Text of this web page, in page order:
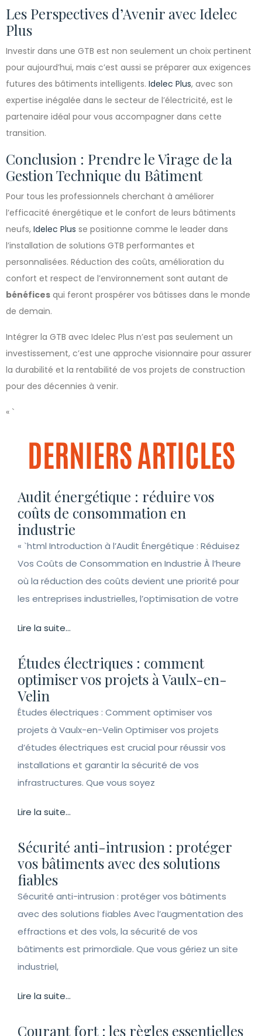
Les Perspectives d’Avenir avec Idelec
Plus
Investir dans une GTB est non seulement un choix pertinent
pour aujourd’hui, mais c’est aussi se préparer aux exigences
futures des bâtiments intelligents. Idelec Plus, avec son
expertise inégalée dans le secteur de l’électricité, est le
partenaire idéal pour vous accompagner dans cette
transition.
Conclusion : Prendre le Virage de la
Gestion Technique du Bâtiment
Pour tous les professionnels cherchant à améliorer
l’efficacité énergétique et le confort de leurs bâtiments
neufs, Idelec Plus se positionne comme le leader dans
l’installation de solutions GTB performantes et
personnalisées. Réduction des coûts, amélioration du
confort et respect de l’environnement sont autant de
bénéfices qui feront prospérer vos bâtisses dans le monde
de demain.
Intégrer la GTB avec Idelec Plus n’est pas seulement un
investissement, c’est une approche visionnaire pour assurer
la durabilité et la rentabilité de vos projets de construction
pour des décennies à venir.
« `
DERNIERS ARTICLES
Audit énergétique : réduire vos
coûts de consommation en
industrie
« `html Introduction à l’Audit Énergétique : Réduisez
Vos Coûts de Consommation en Industrie À l’heure
où la réduction des coûts devient une priorité pour
les entreprises industrielles, l’optimisation de votre
Lire la suite...
Études électriques : comment
optimiser vos projets à Vaulx-en-
Velin
Études électriques : Comment optimiser vos
projets à Vaulx-en-Velin Optimiser vos projets
d’études électriques est crucial pour réussir vos
installations et garantir la sécurité de vos
infrastructures. Que vous soyez
Lire la suite...
Sécurité anti-intrusion : protéger
vos bâtiments avec des solutions
fiables
Sécurité anti-intrusion : protéger vos bâtiments
avec des solutions fiables Avec l’augmentation des
effractions et des vols, la sécurité de vos
bâtiments est primordiale. Que vous gériez un site
industriel,
Lire la suite...
Courant fort : les règles essentielles